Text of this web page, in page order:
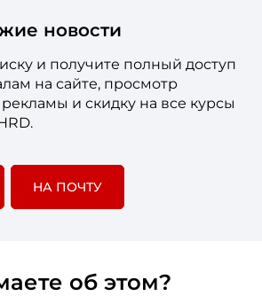
новости
и получите полный доступ
на сайте, просмотр
и скидку на все курсы
НА ПОЧТУ
об этом?